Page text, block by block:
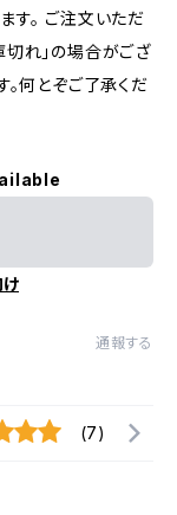
す。 ご注文いただ
れ」の場合がござ
。何とぞご了承くだ
通報する
(7)